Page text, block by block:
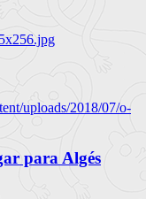
uploads/2018/07/o-
para Algés